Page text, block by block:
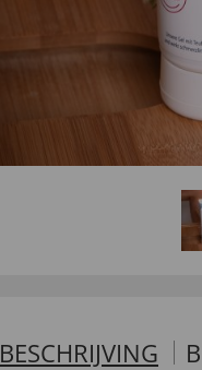
BESCHRIJVING